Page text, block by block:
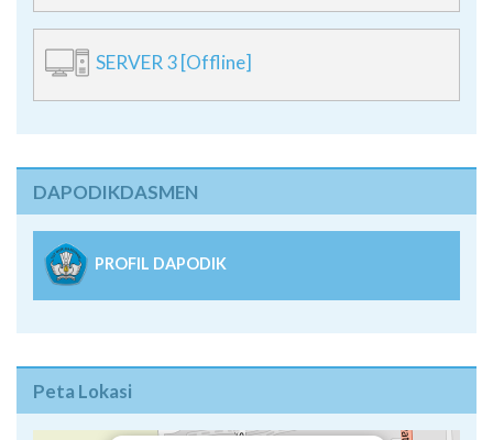
SERVER 3 [Offline]
DAPODIKDASMEN
PROFIL DAPODIK
Peta Lokasi